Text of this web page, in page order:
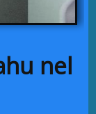
nel